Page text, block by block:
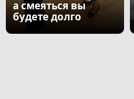
а смеяться вы
будете долго